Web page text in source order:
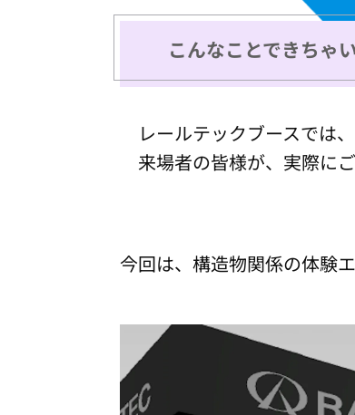
こんなことできちゃ
レールテックブースでは
来場者の皆様が、実際に
今回は、構造物関係の体験